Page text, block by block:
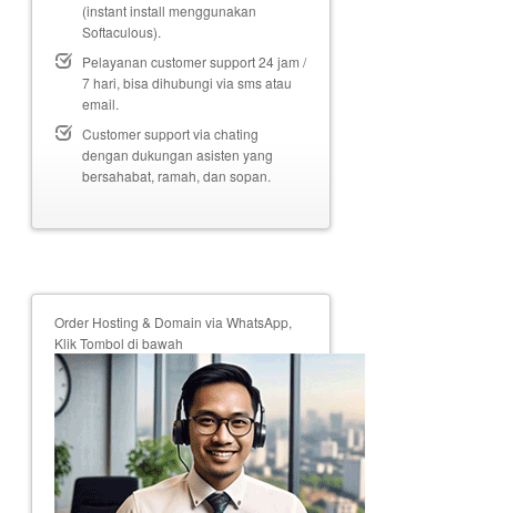
(instant install menggunakan
Softaculous).
Pelayanan customer support 24 jam /
7 hari, bisa dihubungi via sms atau
email.
Customer support via chating
dengan dukungan asisten yang
bersahabat, ramah, dan sopan.
Order Hosting & Domain via WhatsApp,
Klik Tombol di bawah